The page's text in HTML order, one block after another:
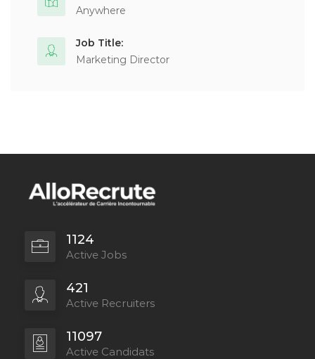
Anywhere
Job Title:
Marketing Director
1124
Active Jobs
421
Active Recruiters
11097
Active Candidats